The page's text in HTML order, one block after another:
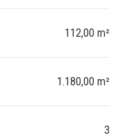
112,00 m²
1.180,00 m²
3